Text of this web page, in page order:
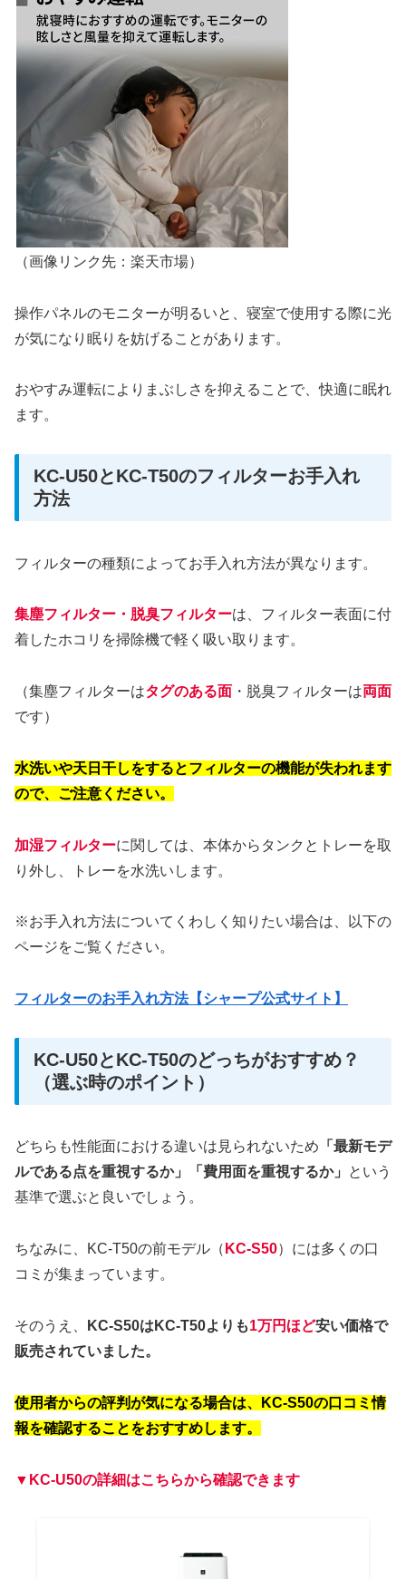
（画像リンク先：楽天市場）
操作パネルのモニターが明るいと、寝室で使用する際に光
が気になり眠りを妨げることがあります。
おやすみ運転によりまぶしさを抑えることで、快適に眠れ
ます。
KC-U50とKC-T50のフィルターお手入れ
方法
フィルターの種類によってお手入れ方法が異なります。
集塵フィルター・脱臭フィルターは、フィルター表面に付
着したホコリを掃除機で軽く吸い取ります。
（集塵フィルターはタグのある面 ・脱臭フィルターは両面
です）
水洗いや天日干しをするとフィルターの機能が失われます
ので、ご注意ください。
加湿フィルターに関しては、本体からタンクとトレーを取
り外し、トレーを水洗いします。
※お手入れ方法についてくわしく知りたい場合は、以下の
ページをご覧ください。
フィルターのお手入れ方法【シャープ公式サイト】
KC-U50とKC-T50のどっちがおすすめ？
（選ぶ時のポイント）
どちらも性能面における違いは見られないため 「最新モデ
ルである点を重視するか」「費用面を重視するか」
という
基準で選ぶと良いでしょう。
ちなみに、KC-T50の前モデル（ KC-S50）には多くの口
コミが集まっています。
そのうえ、 KC-S50はKC-T50よりも1万円ほど安い価格で
販売されていました。
使用者からの評判が気になる場合は、KC-S50の口コミ情
報を確認することをおすすめします。
▼KC-U50の詳細はこちらから確認できます